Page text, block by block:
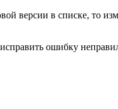
версии в списке, то
ошибку